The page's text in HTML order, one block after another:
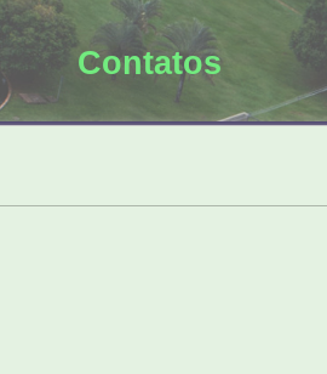
Contatos